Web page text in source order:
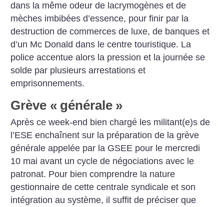
dans la même odeur de lacrymogènes et de
mèches imbibées d’essence, pour finir par la
destruction de commerces de luxe, de banques et
d’un Mc Donald dans le centre touristique. La
police accentue alors la pression et la journée se
solde par plusieurs arrestations et
emprisonnements.
Grève « générale »
Après ce week-end bien chargé les militant(e)s de
l’ESE enchaînent sur la préparation de la grève
générale appelée par la GSEE pour le mercredi
10 mai avant un cycle de négociations avec le
patronat. Pour bien comprendre la nature
gestionnaire de cette centrale syndicale et son
intégration au système, il suffit de préciser que